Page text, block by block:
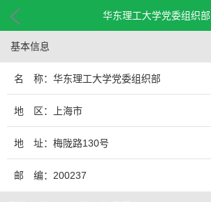
华东理工大学党委组织部
基本信息
名 称：华东理工大学党委组织部
地 区：上海市
地 址：梅陇路130号
邮 编：200237